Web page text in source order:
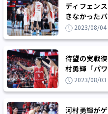
ディフェン
きなかった
ンドとの強化
2023/08/04
待望の実戦
村勇輝「パ
ートに立ちま
2023/08/03
河村勇輝が